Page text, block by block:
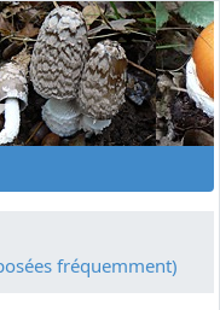
fréquemment)